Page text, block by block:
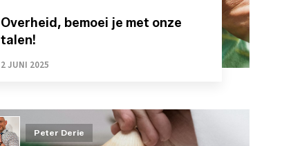
Overheid, bemoei je met onze
talen!
2 JUNI 2025
Peter Derie